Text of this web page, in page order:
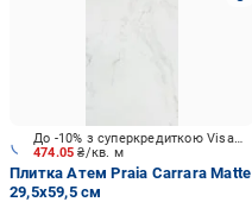
474.05₴/кв. м
До -10% з суперкредиткою Visa Вигода
Плитка Атем Praia Carrara Matte
29,5x59,5 см